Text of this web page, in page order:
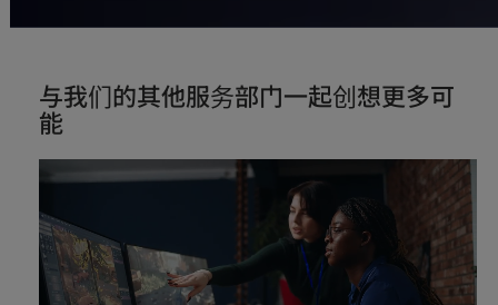
与我们的其他服务部门一起创想更多可
能